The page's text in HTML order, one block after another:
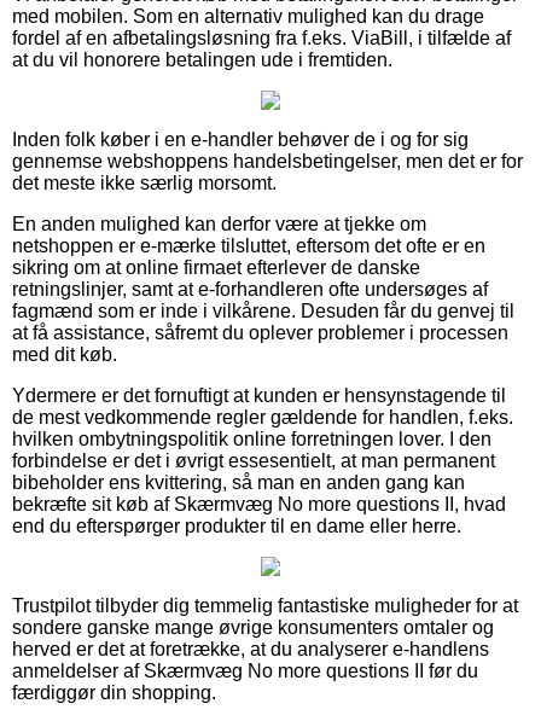
med mobilen. Som en alternativ mulighed kan du drage
fordel af en afbetalingsløsning fra f.eks. ViaBill, i tilfælde af
at du vil honorere betalingen ude i fremtiden.
Inden folk køber i en e-handler behøver de i og for sig
gennemse webshoppens handelsbetingelser, men det er for
det meste ikke særlig morsomt.
En anden mulighed kan derfor være at tjekke om
netshoppen er e-mærke tilsluttet, eftersom det ofte er en
sikring om at online firmaet efterlever de danske
retningslinjer, samt at e-forhandleren ofte undersøges af
fagmænd som er inde i vilkårene. Desuden får du genvej til
at få assistance, såfremt du oplever problemer i processen
med dit køb.
Ydermere er det fornuftigt at kunden er hensynstagende til
de mest vedkommende regler gældende for handlen, f.eks.
hvilken ombytningspolitik online forretningen lover. I den
forbindelse er det i øvrigt essesentielt, at man permanent
bibeholder ens kvittering, så man en anden gang kan
bekræfte sit køb af Skærmvæg No more questions II, hvad
end du efterspørger produkter til en dame eller herre.
Trustpilot tilbyder dig temmelig fantastiske muligheder for at
sondere ganske mange øvrige konsumenters omtaler og
herved er det at foretrække, at du analyserer e-handlens
anmeldelser af Skærmvæg No more questions II før du
færdiggør din shopping.